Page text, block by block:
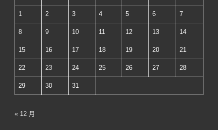
1 2 3 4 5 6 7
8 9 10 11 12 13 14
15 16 17 18 19 20 21
22 23 24 25 26 27 28
29 30 31
« 12 月